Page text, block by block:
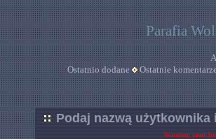
Parafia
Ostatnio dodane
Ostatnie
Podaj nazwą użytkownika
Warning your